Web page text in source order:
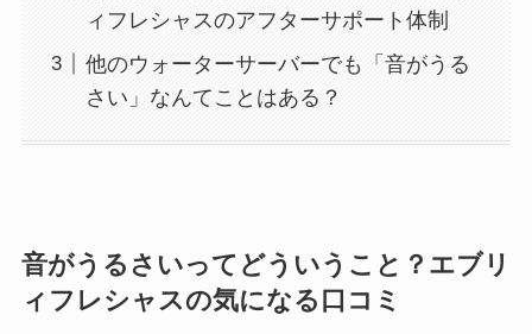
ィフレシャスのアフターサポート体制
他のウォーターサーバーでも「音がうる
さい」なんてことはある？
音がうるさいってどういうこと？エブリ
ィフレシャスの気になる口コミ